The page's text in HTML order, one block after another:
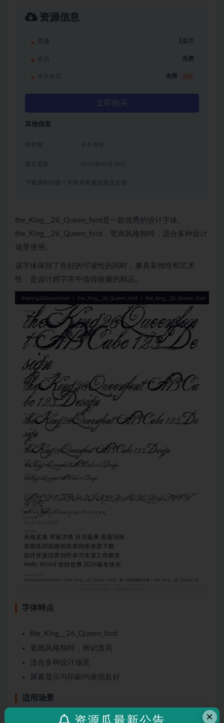
资源信息
普通 5瓜币
会员 免费
永久会员 免费
立即购买
其他信息
有效期 永久有效
2026年03月30日
下载遇到问题？可联系客服或留言反馈
the_King__26_Queen_font是一款优秀的设计字体。
the_King__26_Queen_font，笔画风格独特，适合多种设计
场景使用。
该字体保持了良好的可读性的同时，兼具装饰性和艺术
性，是设计师字库中值得收藏的精品。
字体特点
the_King__26_Queen_font
笔画风格独特，辨识度高
适合多种设计场景
屏幕显示与印刷均表现良好
适用场景
品牌设计、海报制作、广告排版、文创产品、包装设计等 ×